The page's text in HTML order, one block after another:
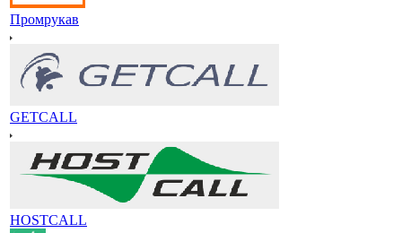
Промрукав
GETCALL
HOSTCALL